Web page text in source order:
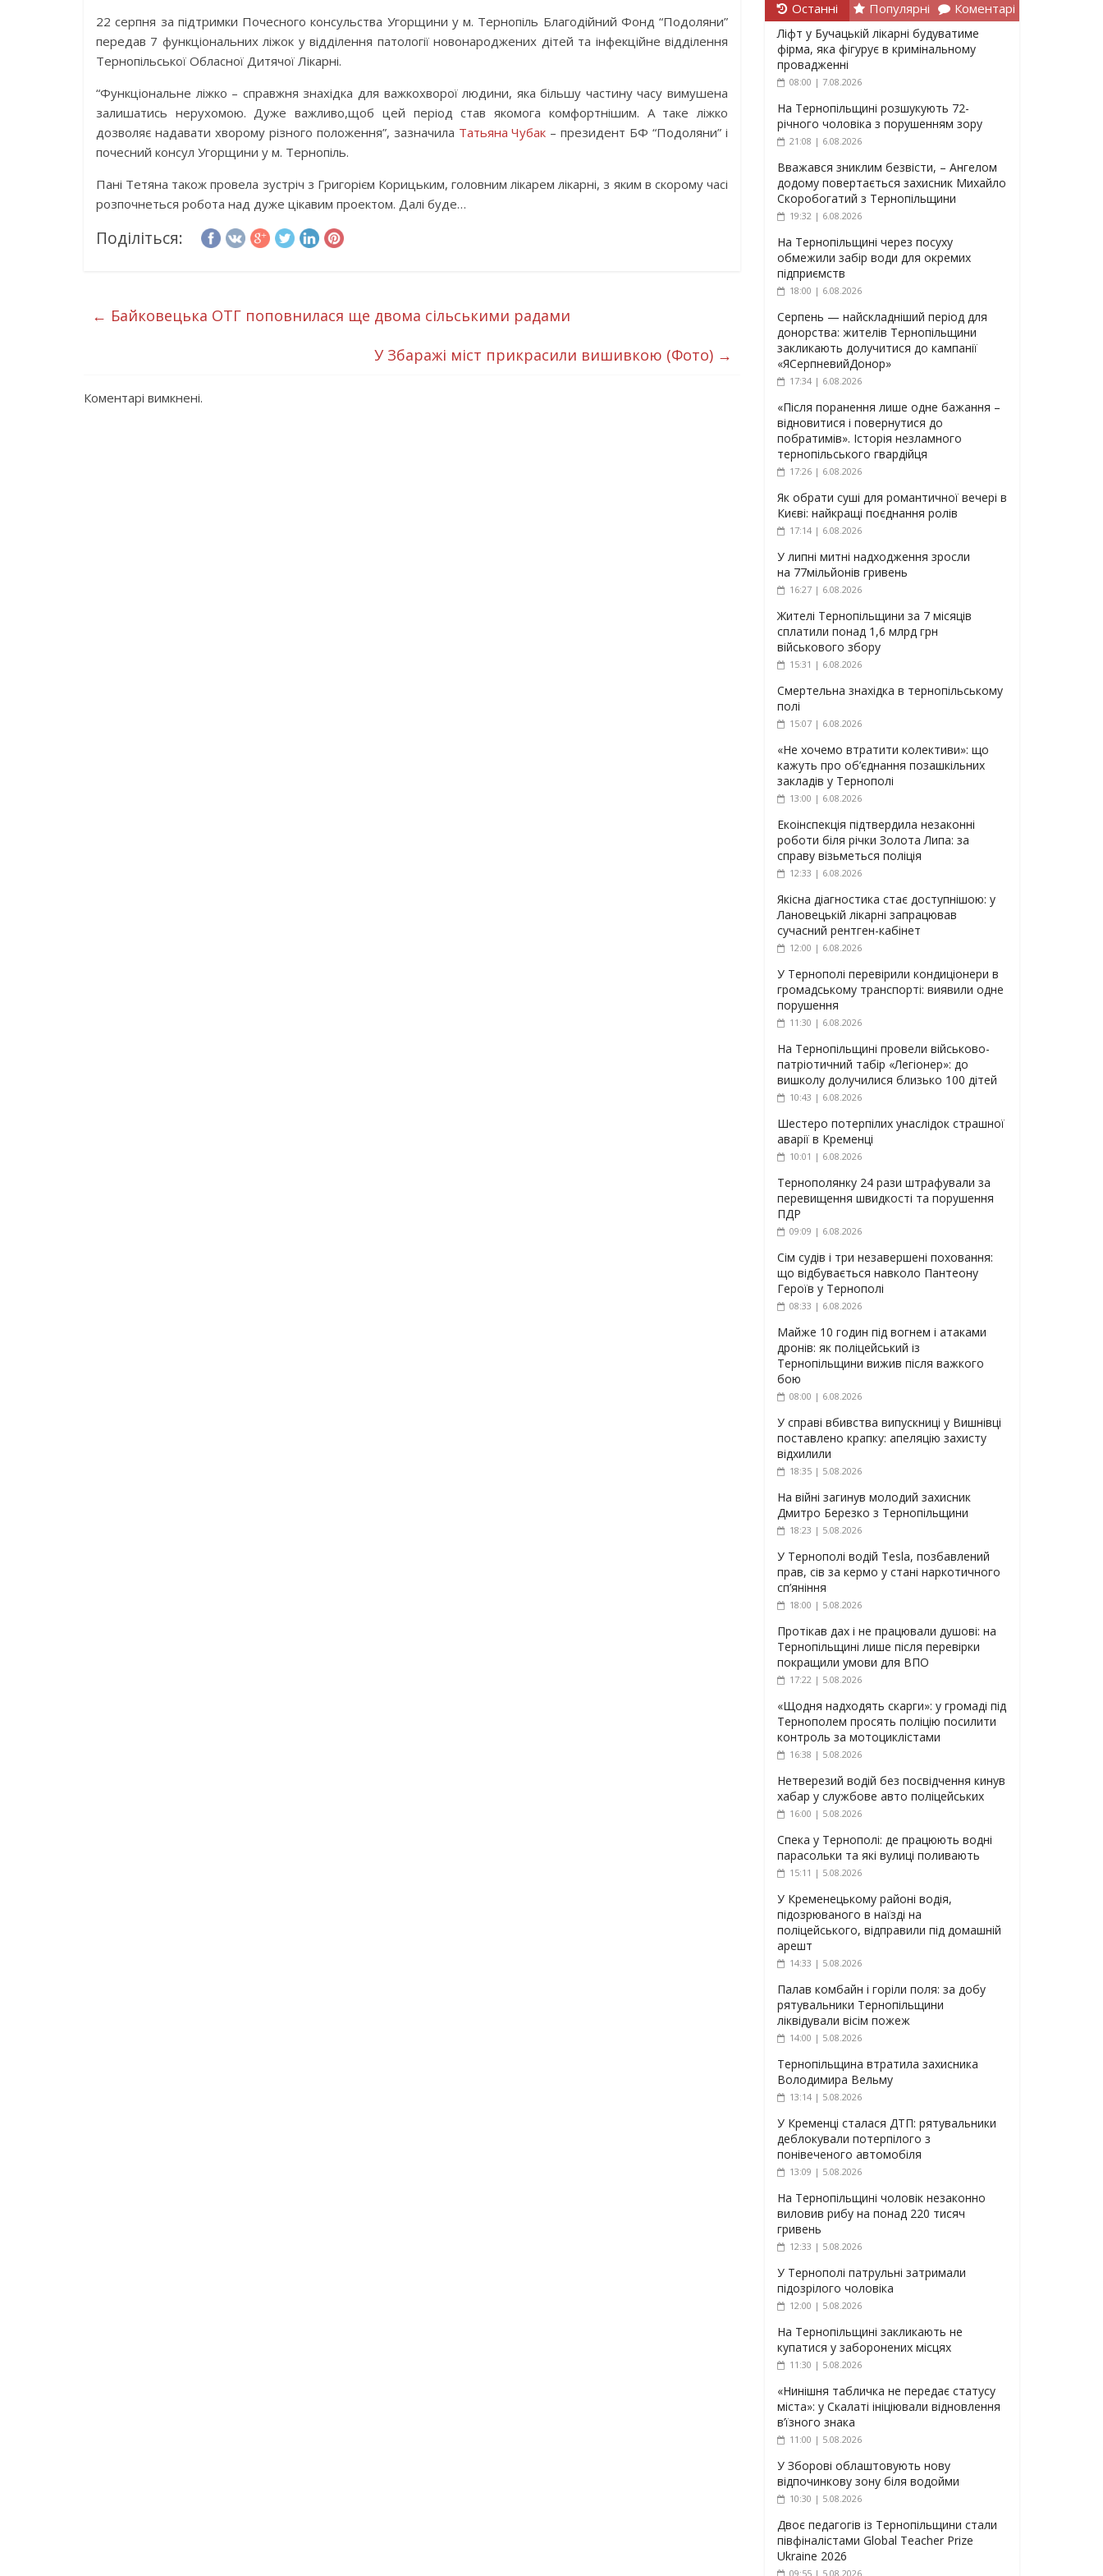
22 серпня за підтримки Почесного консульства Угорщини у м. Тернопіль Благодійний Фонд “Подоляни”
передав 7 функціональних ліжок у відділення патології новонароджених дітей та інфекційне відділення
Тернопільської Обласної Дитячої Лікарні.
“Функціональне ліжко – справжня знахідка для важкохворої людини, яка більшу частину часу вимушена
залишатись нерухомою. Дуже важливо,щоб цей період став якомога комфортнішим. А таке ліжко
дозволяє надавати хворому різного положення”, зазначила Татьяна Чубак – президент БФ “Подоляни” і
почесний консул Угорщини у м. Тернопіль.
Пані Тетяна також провела зустріч з Григорієм Корицьким, головним лікарем лікарні, з яким в скорому часі
розпочнеться робота над дуже цікавим проектом. Далі буде…
Поділіться:
← Байковецька ОТГ поповнилася ще двома сільськими радами
У Збаражі міст прикрасили вишивкою (Фото) →
Коментарі вимкнені.
Останні Популярні Коментарі
Ліфт у Бучацькій лікарні будуватиме
фірма, яка фігурує в кримінальному
провадженні
08:00 | 7.08.2026
На Тернопільщині розшукують 72-
річного чоловіка з порушенням зору
21:08 | 6.08.2026
Вважався зниклим безвісти, – Ангелом
додому повертається захисник Михайло
Скоробогатий з Тернопільщини
19:32 | 6.08.2026
На Тернопільщині через посуху
обмежили забір води для окремих
підприємств
18:00 | 6.08.2026
Серпень — найскладніший період для
донорства: жителів Тернопільщини
закликають долучитися до кампанії
«ЯСерпневийДонор»
17:34 | 6.08.2026
«Після поранення лише одне бажання –
відновитися і повернутися до
побратимів». Історія незламного
тернопільського гвардійця
17:26 | 6.08.2026
Як обрати суші для романтичної вечері в
Києві: найкращі поєднання ролів
17:14 | 6.08.2026
У липні митні надходження зросли
на 77мільйонів гривень
16:27 | 6.08.2026
Жителі Тернопільщини за 7 місяців
сплатили понад 1,6 млрд грн
військового збору
15:31 | 6.08.2026
Смертельна знахідка в тернопільському
полі
15:07 | 6.08.2026
«Не хочемо втратити колективи»: що
кажуть про об’єднання позашкільних
закладів у Тернополі
13:00 | 6.08.2026
Екоінспекція підтвердила незаконні
роботи біля річки Золота Липа: за
справу візьметься поліція
12:33 | 6.08.2026
Якісна діагностика стає доступнішою: у
Лановецькій лікарні запрацював
сучасний рентген-кабінет
12:00 | 6.08.2026
У Тернополі перевірили кондиціонери в
громадському транспорті: виявили одне
порушення
11:30 | 6.08.2026
На Тернопільщині провели військово-
патріотичний табір «Легіонер»: до
вишколу долучилися близько 100 дітей
10:43 | 6.08.2026
Шестеро потерпілих унаслідок страшної
аварії в Кременці
10:01 | 6.08.2026
Тернополянку 24 рази штрафували за
перевищення швидкості та порушення
ПДР
09:09 | 6.08.2026
Сім судів і три незавершені поховання:
що відбувається навколо Пантеону
Героїв у Тернополі
08:33 | 6.08.2026
Майже 10 годин під вогнем і атаками
дронів: як поліцейський із
Тернопільщини вижив після важкого
бою
08:00 | 6.08.2026
У справі вбивства випускниці у Вишнівці
поставлено крапку: апеляцію захисту
відхилили
18:35 | 5.08.2026
На війні загинув молодий захисник
Дмитро Березко з Тернопільщини
18:23 | 5.08.2026
У Тернополі водій Tesla, позбавлений
прав, сів за кермо у стані наркотичного
сп’яніння
18:00 | 5.08.2026
Протікав дах і не працювали душові: на
Тернопільщині лише після перевірки
покращили умови для ВПО
17:22 | 5.08.2026
«Щодня надходять скарги»: у громаді під
Тернополем просять поліцію посилити
контроль за мотоциклістами
16:38 | 5.08.2026
Нетверезий водій без посвідчення кинув
хабар у службове авто поліцейських
16:00 | 5.08.2026
Спека у Тернополі: де працюють водні
парасольки та які вулиці поливають
15:11 | 5.08.2026
У Кременецькому районі водія,
підозрюваного в наїзді на
поліцейського, відправили під домашній
арешт
14:33 | 5.08.2026
Палав комбайн і горіли поля: за добу
рятувальники Тернопільщини
ліквідували вісім пожеж
14:00 | 5.08.2026
Тернопільщина втратила захисника
Володимира Вельму
13:14 | 5.08.2026
У Кременці сталася ДТП: рятувальники
деблокували потерпілого з
понівеченого автомобіля
13:09 | 5.08.2026
На Тернопільщині чоловік незаконно
виловив рибу на понад 220 тисяч
гривень
12:33 | 5.08.2026
У Тернополі патрульні затримали
підозрілого чоловіка
12:00 | 5.08.2026
На Тернопільщині закликають не
купатися у заборонених місцях
11:30 | 5.08.2026
«Нинішня табличка не передає статусу
міста»: у Скалаті ініціювали відновлення
в’їзного знака
11:00 | 5.08.2026
У Зборові облаштовують нову
відпочинкову зону біля водойми
10:30 | 5.08.2026
Двоє педагогів із Тернопільщини стали
півфіналістами Global Teacher Prize
Ukraine 2026
09:55 | 5.08.2026